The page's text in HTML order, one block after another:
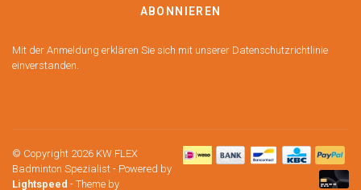
ABONNIEREN
Mit der Anmeldung erklären Sie sich mit unserer Datenschutzrichtlinie
einverstanden.
© Copyright 2026 KW FLEX
Badminton Spezialist - Powered by
Lightspeed - Theme by